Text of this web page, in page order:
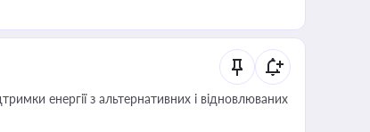
енергії з альтернативних і відновлюваних